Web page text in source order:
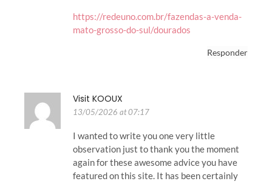
https://redeuno.com.br/fazendas-a-venda-
mato-grosso-do-sul/dourados
Responder
Visit KOOUX
13/05/2026 at 07:17
I wanted to write you one very little
observation just to thank you the moment
again for these awesome advice you have
featured on this site. It has been certainly